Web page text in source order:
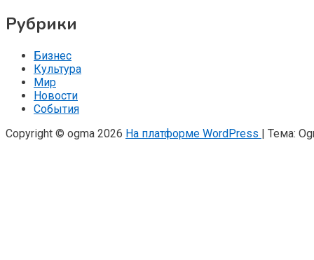
Рубрики
Бизнес
Культура
Мир
Новости
События
Copyright © ogma 2026 На платформе WordPress | Тема: